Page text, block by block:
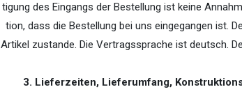
tigung des Eingangs der Bestellung ist keine
tion, dass die Bestellung bei uns eingegangen ist.
Artikel zustande. Die Vertragssprache ist deutsch.
3. Lieferzeiten, Lieferumfang,